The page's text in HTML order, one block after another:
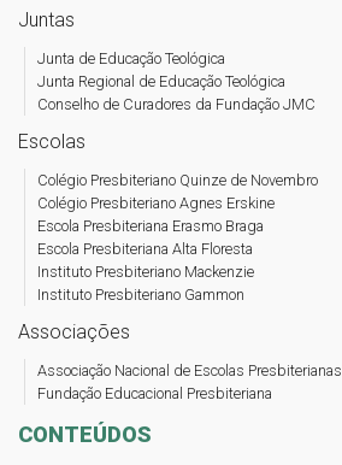
Juntas
Junta de Educação Teológica
Junta Regional de Educação Teológica
Conselho de Curadores da Fundação JMC
Escolas
Colégio Presbiteriano Quinze de Novembro
Colégio Presbiteriano Agnes Erskine
Escola Presbiteriana Erasmo Braga
Escola Presbiteriana Alta Floresta
Instituto Presbiteriano Mackenzie
Instituto Presbiteriano Gammon
Associações
Associação Nacional de Escolas Presbiterianas
Fundação Educacional Presbiteriana
CONTEÚDOS